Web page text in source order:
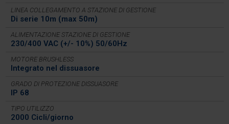
LINEA COLLEGAMENTO A STAZIONE DI GESTIONE
Di serie 10m (max 50m)
ALIMENTAZIONE STAZIONE DI GESTIONE
230/400 VAC (+/- 10%) 50/60Hz
MOTORE BRUSHLESS
Integrato nel dissuasore
GRADO DI PROTEZIONE DISSUASORE
IP 68
TIPO UTILIZZO
2000 Cicli/giorno